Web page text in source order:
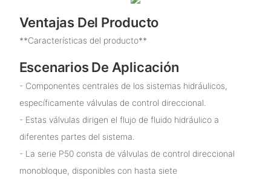
Ventajas Del Producto
**Características del producto**
Escenarios De Aplicación
- Componentes centrales de los sistemas hidráulicos,
específicamente válvulas de control direccional.
- Estas válvulas dirigen el flujo de fluido hidráulico a
diferentes partes del sistema.
- La serie P50 consta de válvulas de control direccional
monobloque, disponibles con hasta siete